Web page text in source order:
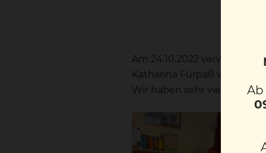
Am 24.10.2022
Katharina Fürpaß wurden
Wir haben sehr viel
Ab